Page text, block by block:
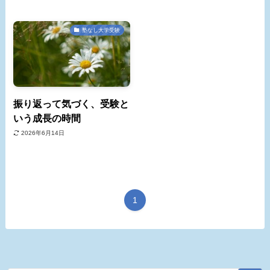
塾なし大学受験
振り返って気づく、受験と
いう成長の時間
2026年6月14日
1